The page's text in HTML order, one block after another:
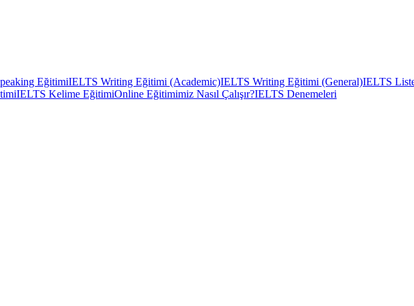
EğitimiIELTS Writing Eğitimi (Academic)IELTS Writing Eğitimi (General)IELTS
IELTS Kelime EğitimiOnline Eğitimimiz Nasıl Çalışır?IELTS Denemeleri